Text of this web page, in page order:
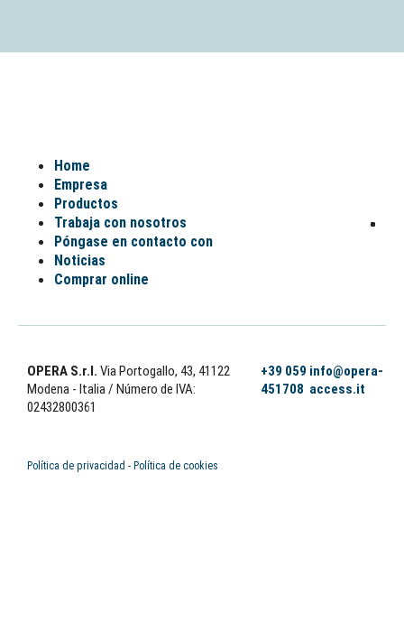
Home
Empresa
Productos
Trabaja con nosotros
Póngase en contacto con
Noticias
Comprar online
OPERA S.r.l. Via Portogallo, 43, 41122
Modena - Italia/ Número de IVA:
02432800361
+39 059
451708
info@opera-
access.it
Política de privacidad - Política de cookies